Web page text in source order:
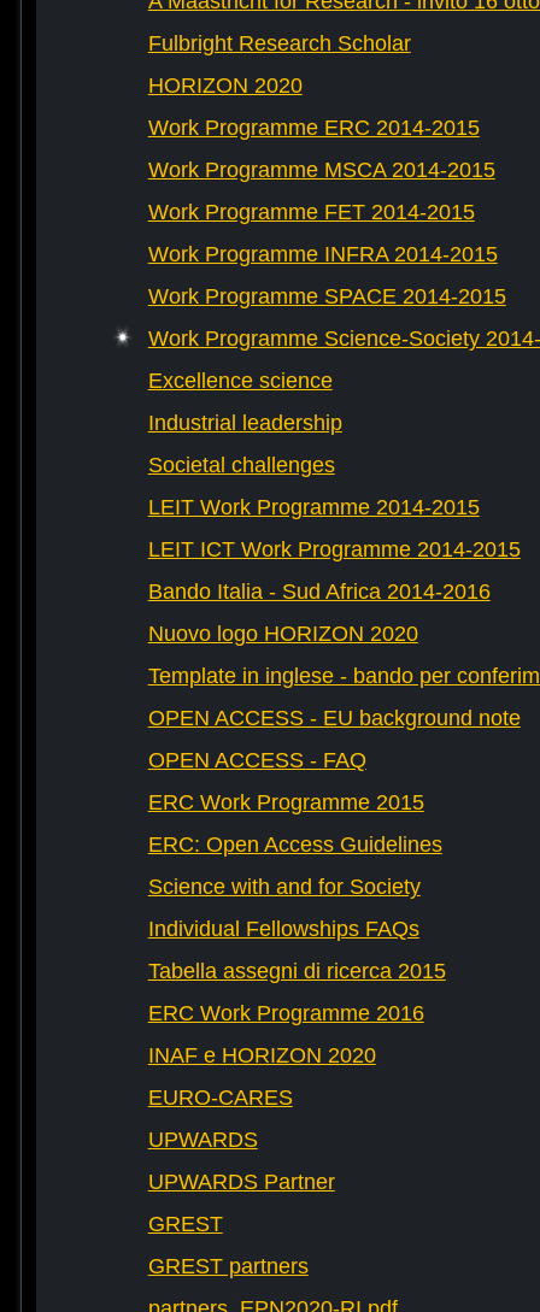
Fulbright Research Scholar
HORIZON 2020
Work Programme ERC 2014-2015
Work Programme MSCA 2014-2015
Work Programme FET 2014-2015
Work Programme INFRA 2014-2015
Work Programme SPACE 2014-2015
Work Programme Science-Society
Excellence science
Industrial leadership
Societal challenges
LEIT Work Programme 2014-2015
LEIT ICT Work Programme 2014-2015
Bando Italia - Sud Africa 2014-2016
Nuovo logo HORIZON 2020
Template in inglese - bando per
OPEN ACCESS - EU background note
OPEN ACCESS - FAQ
ERC Work Programme 2015
ERC: Open Access Guidelines
Science with and for Society
Individual Fellowships FAQs
Tabella assegni di ricerca 2015
ERC Work Programme 2016
INAF e HORIZON 2020
EURO-CARES
UPWARDS
UPWARDS Partner
GREST
GREST partners